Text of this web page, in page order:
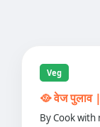
Veg
🥘 वेज
By Cook with